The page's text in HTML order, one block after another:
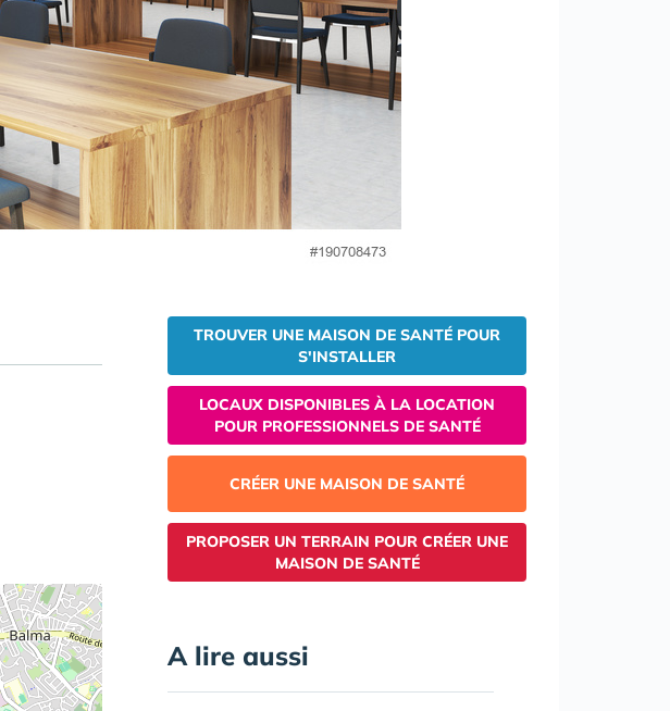
TROUVER UNE MAISON DE SANTÉ POUR
S'INSTALLER
LOCAUX DISPONIBLES À LA LOCATION
POUR PROFESSIONNELS DE SANTÉ
CRÉER UNE MAISON DE SANTÉ
PROPOSER UN TERRAIN POUR CRÉER UNE
MAISON DE SANTÉ
A lire aussi